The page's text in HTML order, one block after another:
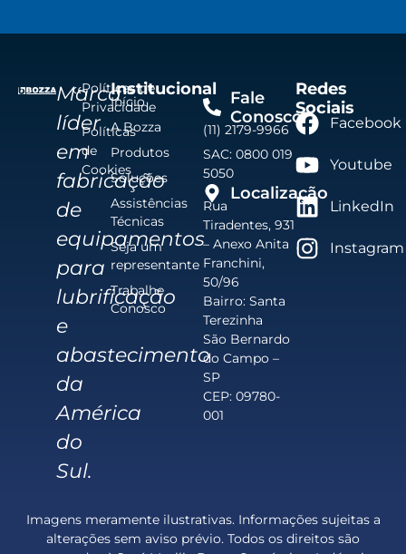
Marca
líder
em
fabricação
de
equipamentos
para
lubrificação
e
abastecimento
da
América
do
Sul.
Políticas de
Privacidade
Políticas
de
Cookies
Institucional
Início
A Bozza
Produtos
Soluções
Assistências
Técnicas
Seja um
representante
Trabalhe
Conosco
Localização
Rua
Tiradentes, 931
– Anexo Anita
Franchini,
50/96
Bairro: Santa
Terezinha
São Bernardo
do Campo –
SP
CEP: 09780-
001
Fale
Conosco
(11) 2179-9966
SAC: 0800 019
5050
Redes
Sociais
Facebook
Youtube
LinkedIn
Instagram
Imagens meramente ilustrativas. Informações sujeitas a
alterações sem aviso prévio. Todos os direitos são